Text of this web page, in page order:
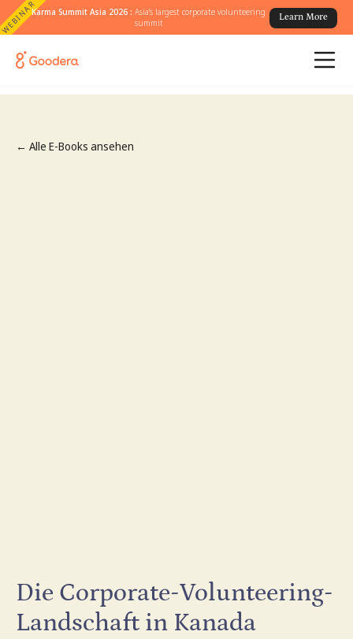
WEBINARKarma Summit Asia 2026 :Asia's largest corporate volunteering
summit
Learn More
← Alle E-Books ansehen
Die Corporate-Volunteering-
Landschaft in Kanada